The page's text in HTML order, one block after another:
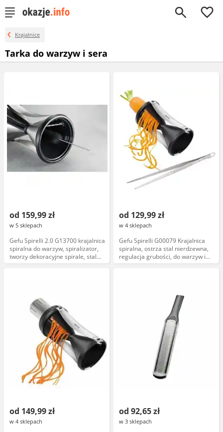
0
Krajalnice
Tarka do warzyw i sera
od 159,99 zł
w 5 sklepach
Gefu Spirelli 2.0 G13700 krajalnica
spiralna do warzyw, spiralizator,
tworzy dekoracyjne spirale, stal
nierdzewna, ręczna
od 129,99 zł
w 4 sklepach
Gefu Spirelli G00079 Krajalnica
spiralna, ostrza stal nierdzewna,
regulacja grubości, do warzyw i
owoców
od 149,99 zł
w 4 sklepach
od 92,65 zł
w 3 sklepach